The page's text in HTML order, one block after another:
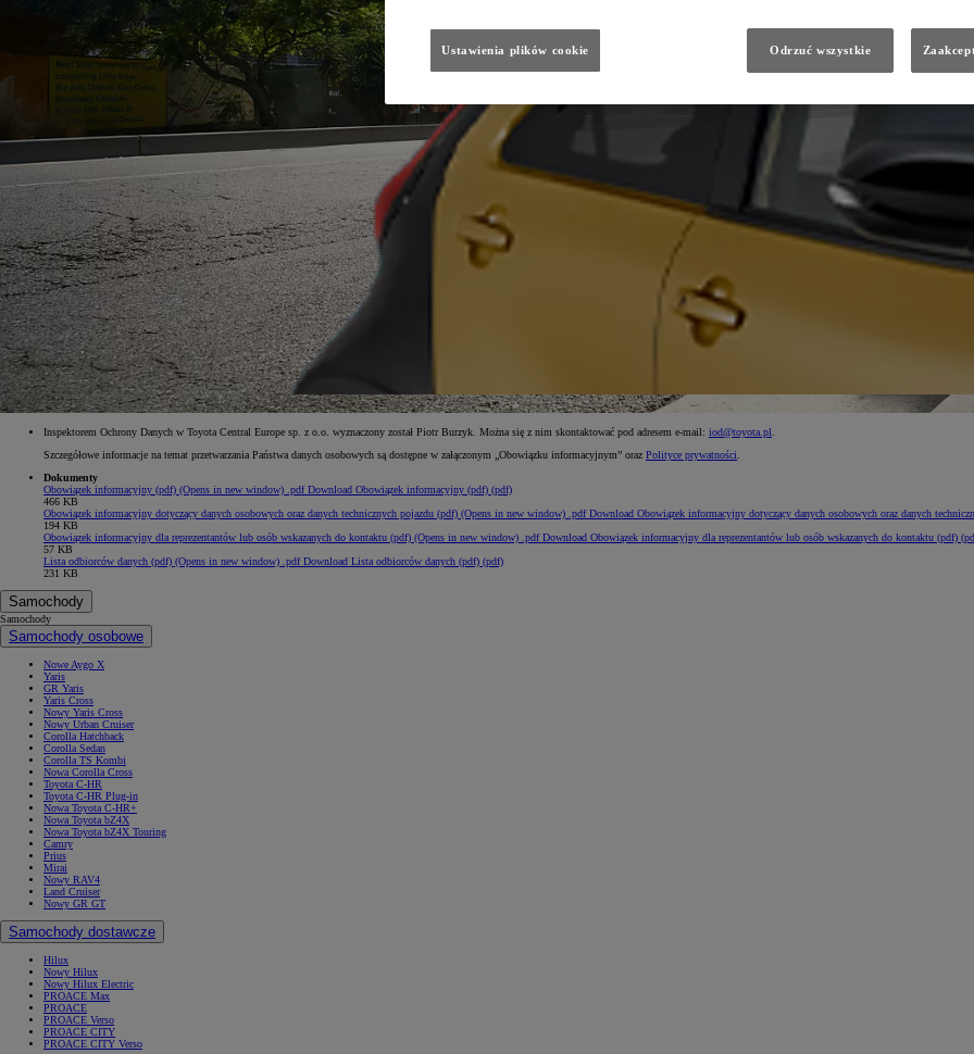
Inspektorem Ochrony Danych w Toyota Central Europe sp. z o.o. wyznaczony został Piotr Burzyk. Można się z nim skontaktować pod adresem e-mail: iod@toyota.pl
Szczegółowe informacje na temat przetwarzania Państwa danych osobowych są dostępne w załączonym „Obowiązku informacyjnym” oraz Polityce prywatności
Dokumenty
Obowiązek informacyjny (pdf) (Opens in new window) .pdfDownload Obowiązek informacyjny (pdf) (pdf)
466 KB
Obowiązek informacyjny dotyczący danych osobowych oraz danych technicznych pojazdu (pdf) (Opens in new window) .pdfDownload Obowiązek informacyjny dotyczący danych osobowych oraz danych
194 KB
Obowiązek informacyjny dla reprezentantów lub osób wskazanych do kontaktu (pdf) (Opens in new window) .pdfDownload Obowiązek informacyjny dla reprezentantów lub osób wskazanych do kontaktu (pdf)
57 KB
Lista odbiorców danych (pdf) (Opens in new window) .pdfDownload Lista odbiorców danych (pdf) (pdf)
231 KB
Samochody
Samochody
Samochody osobowe
Nowe Aygo X
Yaris
GR Yaris
Yaris Cross
Nowy Yaris Cross
Nowy Urban Cruiser
Corolla Hatchback
Corolla Sedan
Corolla TS Kombi
Nowa Corolla Cross
Toyota C-HR
Toyota C-HR Plug-in
Nowa Toyota C-HR+
Nowa Toyota bZ4X
Nowa Toyota bZ4X Touring
Camry
Prius
Mirai
Nowy RAV4
Land Cruiser
Nowy GR GT
Samochody dostawcze
Hilux
Nowy Hilux
Nowy Hilux Electric
PROACE Max
PROACE
PROACE Verso
PROACE CITY
PROACE CITY Verso
Odrzuć wszystkie
Ustawienia plików cookie